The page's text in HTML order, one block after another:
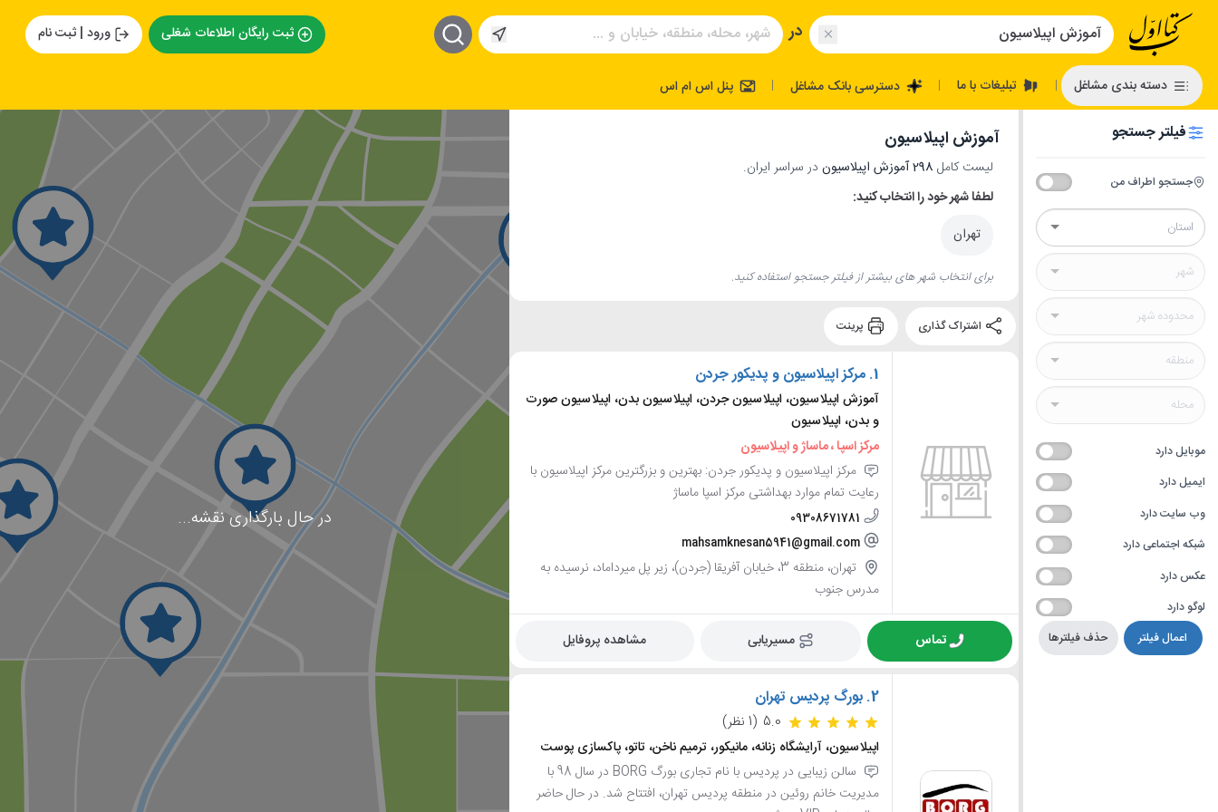
در ثبت رایگان اطلاعات شغلی ورود | ثبت نام
دسته بندی مشاغل | تبلیغات با ما | دسترسی بانک مشاغل | پنل اس ام اس
فیلتر جستجو
جستجو اطراف من
موبایل دارد
ایمیل دارد
وب سایت دارد
شبکه اجتماعی دارد
عکس دارد
لوگو دارد
حذف فیلترها
اعمال فیلتر
آموزش اپیلاسیون
لیست کامل 298 آموزش اپیلاسیون
در سراسر ایران.
لطفا شهر خود را انتخاب کنید:
تهران
برای انتخاب شهر های بیشتر از فیلتر جستجو استفاده کنید.
1. مرکز اپیلاسیون و پدیکور جردن
آموزش اپیلاسیون، اپیلاسیون جردن، اپیلاسیون بدن، اپیلاسیون صورت
و بدن، اپیلاسیون
مرکز اسپا ، ماساژ و اپیلاسیون
مرکز اپیلاسیون و پدیکور جردن: بهترین و بزرگترین مرکز اپیلاسیون با
رعایت تمام موارد بهداشتی مرکز اسپا ماساژ
09308671781
mahsamknesan5941@gmail.com
تهران، منطقه 3، خیابان آفریقا (جردن)، زیر پل میرداماد، نرسیده به
مدرس جنوب
تماس مسیریابی مشاهده پروفایل
2. بورگ پردیس تهران
5.0 (1 نظر)
اپیلاسیون، آرایشگاه زنانه، مانیکور، ترمیم ناخن، تاتو، پاکسازی پوست
سالن زیبایی در پردیس با نام تجاری بورگ BORG در سال 98 با
مدیریت خانم روئین در منطقه پردیس تهران، افتتاح شد. در حال حاضر
در حال بارگذاری نقشه...